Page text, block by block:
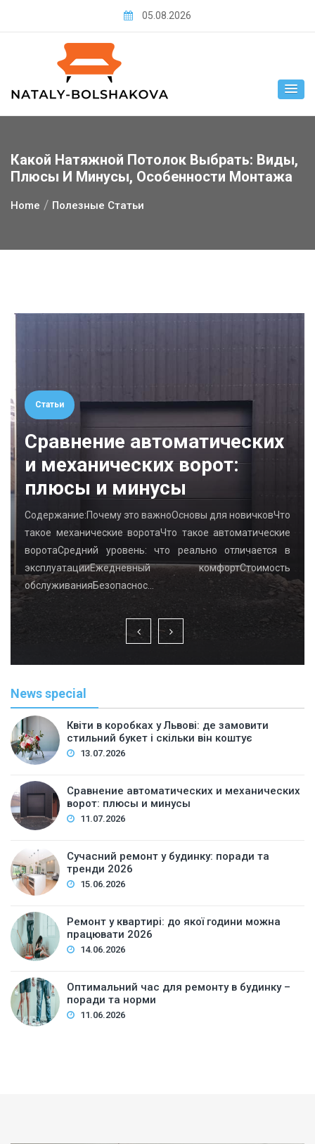
05.08.2026
Какой Натяжной Потолок Выбрать: Виды,
Плюсы И Минусы, Особенности Монтажа
Home Полезные Статьи
Статьи
Сравнение автоматических
и механических ворот:
плюсы и минусы
Содержание:Почему это важноОсновы для новичковЧто
такое механические воротаЧто такое автоматические
воротаСредний уровень: что реально отличается в
эксплуатацииЕжедневный комфортСтоимость
обслуживанияБезопаснос…
News special
Квіти в коробках у Львові: де замовити
стильний букет і скільки він коштує
13.07.2026
Сравнение автоматических и механических
ворот: плюсы и минусы
11.07.2026
Сучасний ремонт у будинку: поради та
тренди 2026
15.06.2026
Ремонт у квартирі: до якої години можна
працювати 2026
14.06.2026
Оптимальний час для ремонту в будинку –
поради та норми
11.06.2026